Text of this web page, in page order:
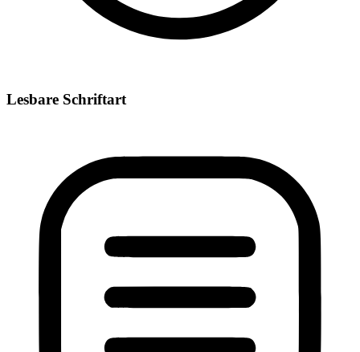
Lesbare Schriftart